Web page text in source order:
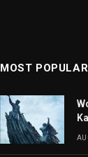
MOST POPULAR